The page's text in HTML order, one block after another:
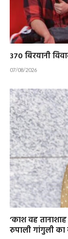
₹370 बिरयानी
07/08/2026
‘काश वह
रुपाली गांगुली का